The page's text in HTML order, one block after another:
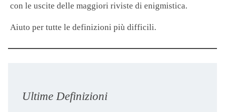
con le uscite delle maggiori riviste di enigmistica.
Aiuto per tutte le definizioni più difficili.
Ultime Definizioni